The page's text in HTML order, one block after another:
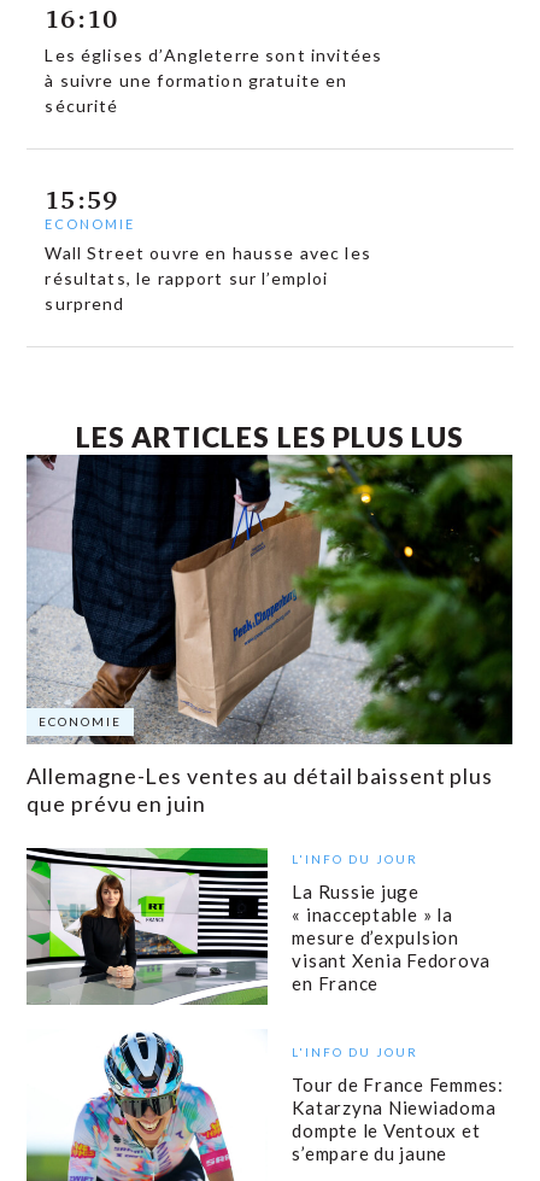
16:10
Les églises d’Angleterre sont invitées
à suivre une formation gratuite en
sécurité
15:59
ECONOMIE
Wall Street ouvre en hausse avec les
résultats, le rapport sur l’emploi
surprend
LES ARTICLES LES PLUS LUS
ECONOMIE
Allemagne-Les ventes au détail baissent plus
que prévu en juin
L'INFO DU JOUR
La Russie juge
« inacceptable » la
mesure d’expulsion
visant Xenia Fedorova
en France
L'INFO DU JOUR
Tour de France Femmes:
Katarzyna Niewiadoma
dompte le Ventoux et
s’empare du jaune